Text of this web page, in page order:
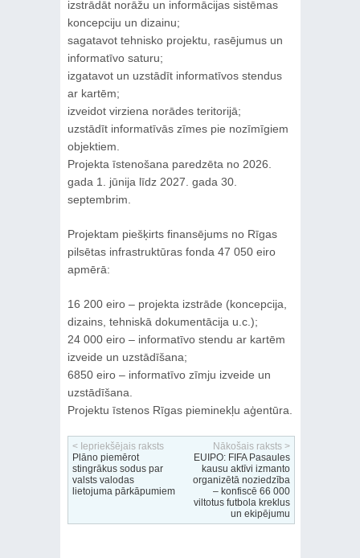
izstrādāt norāžu un informācijas sistēmas
koncepciju un dizainu;
sagatavot tehnisko projektu, rasējumus un
informatīvo saturu;
izgatavot un uzstādīt informatīvos stendus
ar kartēm;
izveidot virziena norādes teritorijā;
uzstādīt informatīvās zīmes pie nozīmīgiem
objektiem.
Projekta īstenošana paredzēta no 2026.
gada 1. jūnija līdz 2027. gada 30.
septembrim.
Projektam piešķirts finansējums no Rīgas
pilsētas infrastruktūras fonda 47 050 eiro
apmērā:
16 200 eiro – projekta izstrāde (koncepcija,
dizains, tehniskā dokumentācija u.c.);
24 000 eiro – informatīvo stendu ar kartēm
izveide un uzstādīšana;
6850 eiro – informatīvo zīmju izveide un
uzstādīšana.
Projektu īstenos Rīgas pieminekļu aģentūra.
< Iepriekšējais raksts
Plāno piemērot
stingrākus sodus par
valsts valodas
lietojuma pārkāpumiem
Nākošais raksts >
EUIPO: FIFA Pasaules
kausu aktīvi izmanto
organizētā noziedzība
– konfiscē 66 000
viltotus futbola kreklus
un ekipējumu